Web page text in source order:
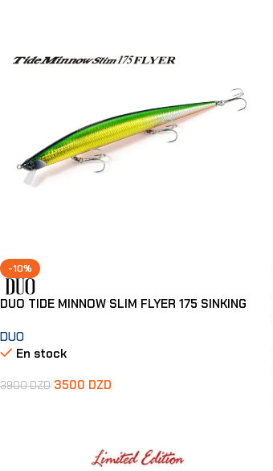
-10%
DUO TIDE MINNOW SLIM FLYER 175 SINKING
DUO
En stock
3900DZD 3500 DZD